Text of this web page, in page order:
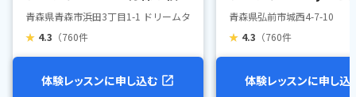
青森県青森市浜田3丁目1-1 ドリームタウンALi2F
★ 4.3 （760件
体験レッスンに申し込む
青森県弘前市城西4-7-10
★ 4.3 （760件
体験レッスンに申し込